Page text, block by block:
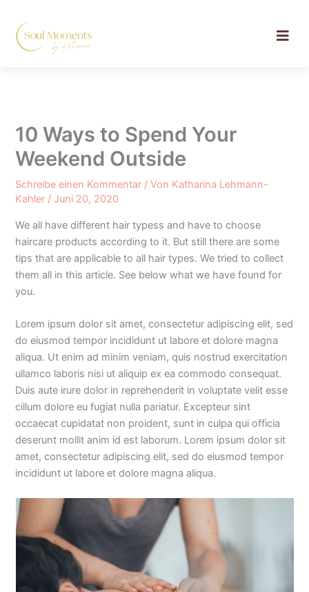
Inhalt
springen
10 Ways to Spend Your
Weekend Outside
Schreibe einen Kommentar / Von Katharina Lehmann-
Kahler / Juni 20, 2020
We all have different hair typess and have to choose
haircare products according to it. But still there are some
tips that are applicable to all hair types. We tried to collect
them all in this article. See below what we have found for
you.
Lorem ipsum dolor sit amet, consectetur adipiscing elit, sed
do eiusmod tempor incididunt ut labore et dolore magna
aliqua. Ut enim ad minim veniam, quis nostrud exercitation
ullamco laboris nisi ut aliquip ex ea commodo consequat.
Duis aute irure dolor in reprehenderit in voluptate velit esse
cillum dolore eu fugiat nulla pariatur. Excepteur sint
occaecat cupidatat non proident, sunt in culpa qui officia
deserunt mollit anim id est laborum. Lorem ipsum dolor sit
amet, consectetur adipiscing elit, sed do eiusmod tempor
incididunt ut labore et dolore magna aliqua.